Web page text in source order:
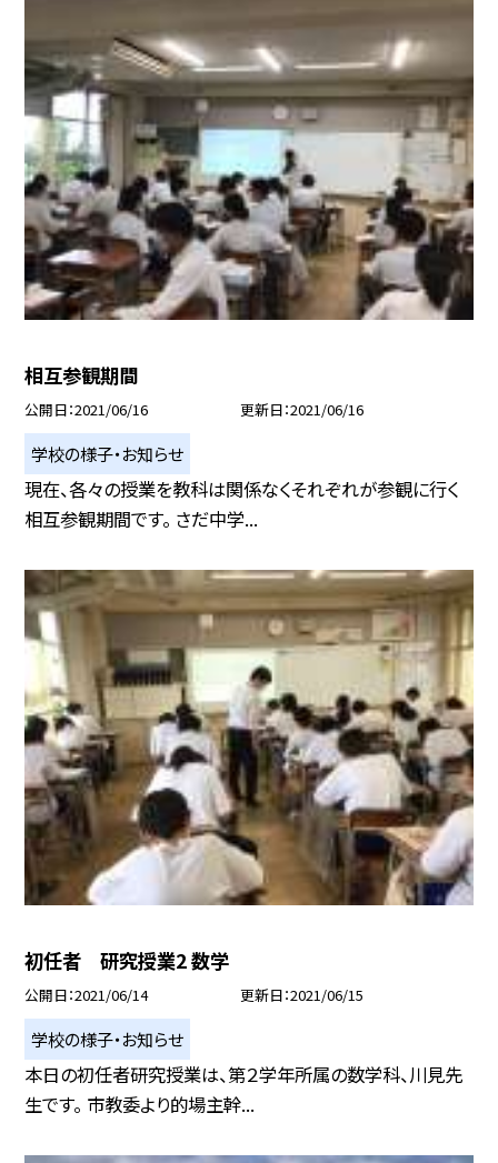
相互参観期間
公開日 2021/06/16 更新日 2021/06/16
学校の様子・お知らせ
現在、各々の授業を教科は関係なくそれぞれが参観に行く
相互参観期間です。 さだ中学...
初任者 研究授業2 数学
公開日 2021/06/14 更新日 2021/06/15
学校の様子・お知らせ
本日の初任者研究授業は、第２学年所属の数学科、川見先
生です。 市教委より的場主幹...